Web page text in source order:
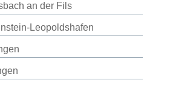
an der Fils
Leopoldshafen